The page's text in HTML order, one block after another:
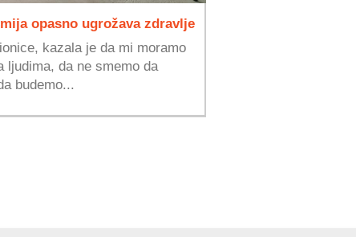
opasno ugrožava zdravlje
kazala je da mi moramo
ljudima, da ne smemo da
budemo...